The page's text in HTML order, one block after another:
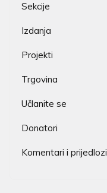
Sekcije
Izdanja
Projekti
Trgovina
Učlanite se
Donatori
Komentari i prijedlozi